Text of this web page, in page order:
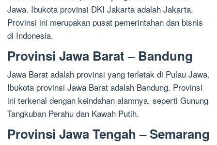
Jawa. Ibukota provinsi DKI Jakarta adalah Jakarta.
Provinsi ini merupakan pusat pemerintahan dan bisnis
di Indonesia.
Provinsi Jawa Barat – Bandung
Jawa Barat adalah provinsi yang terletak di Pulau Jawa.
Ibukota provinsi Jawa Barat adalah Bandung. Provinsi
ini terkenal dengan keindahan alamnya, seperti Gunung
Tangkuban Perahu dan Kawah Putih.
Provinsi Jawa Tengah – Semarang